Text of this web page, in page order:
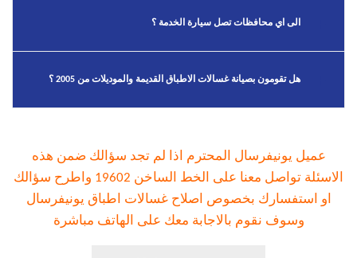
الى اي محافظات تصل سيارة الخدمة ؟
هل تقومون بصيانة غسالات الاطباق القديمة والموديلات من 2005 ؟
عميل يونيفرسال المحترم اذا لم تجد سؤالك ضمن هذه
الاسئلة تواصل معنا على الخط الساخن 19602 واطرح سؤالك
او استفسارك بخصوص اصلاح غسالات اطباق يونيفرسال
وسوف نقوم بالاجابة معك على الهاتف مباشرة